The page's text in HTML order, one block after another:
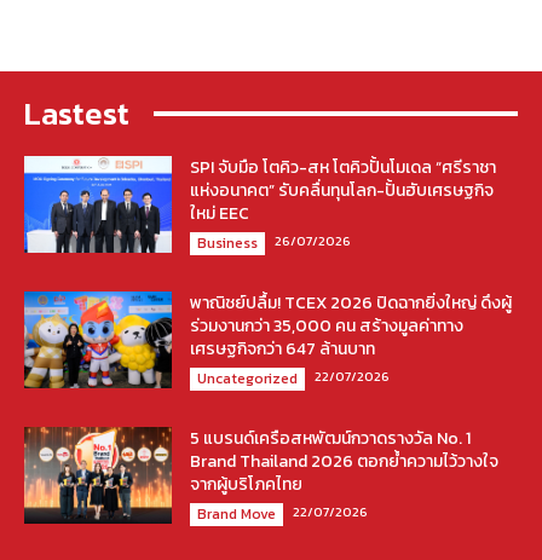
Lastest
SPI จับมือ โตคิว-สห โตคิวปั้นโมเดล “ศรีราชา
แห่งอนาคต” รับคลื่นทุนโลก-ปั้นฮับเศรษฐกิจ
ใหม่ EEC
Business 26/07/2026
พาณิชย์ปลื้ม! TCEX 2026 ปิดฉากยิ่งใหญ่ ดึงผู้
ร่วมงานกว่า 35,000 คน สร้างมูลค่าทาง
เศรษฐกิจกว่า 647 ล้านบาท
Uncategorized 22/07/2026
5 แบรนด์เครือสหพัฒน์กวาดรางวัล No. 1
Brand Thailand 2026 ตอกย้ำความไว้วางใจ
จากผู้บริโภคไทย
Brand Move 22/07/2026